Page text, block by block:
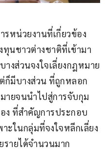
รหน่วยงานที่เกี่ยวข้อง
ทุนชาวต่างชาติที่เข้ามา
งส่วนจงใจเลี่ยงกฎหมาย
ก็มีบางส่วน ที่ถูกหลอก
ายจนนำไปสู่การจับกุม
ง ที่สำคัญการประกอบ
ะในกลุ่มที่จงใจหลีกเลี่ยง
ายได้จำนวนมาก